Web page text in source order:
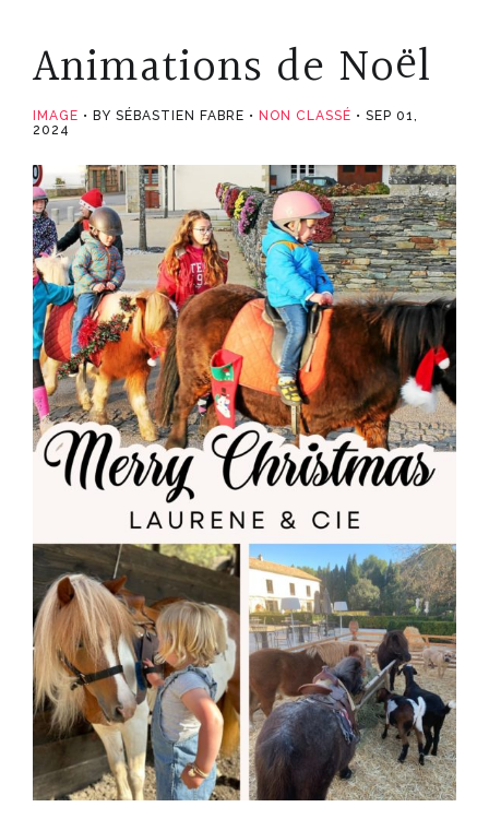
Animations de Noël
IMAGE BY SÉBASTIEN FABRE NON CLASSÉ
SEP 01,
2024